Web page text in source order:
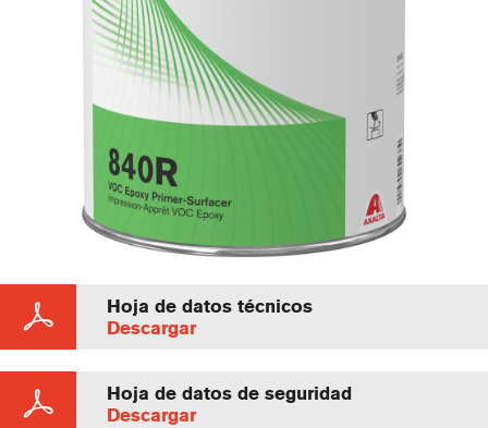
Hoja de datos técnicos
Descargar
Hoja de datos de seguridad
Descargar